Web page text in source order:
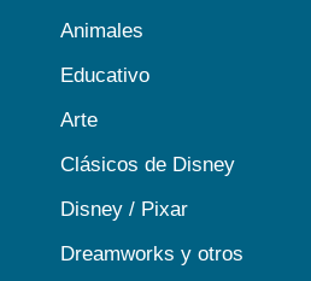
Animales
Educativo
Arte
Clásicos de Disney
Disney / Pixar
Dreamworks y otros